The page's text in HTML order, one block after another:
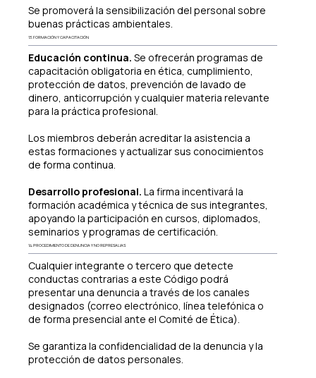
Se promoverá la sensibilización del personal sobre
buenas prácticas ambientales.
13. FORMACIÓN Y CAPACITACIÓN
Educación continua. Se ofrecerán programas de
capacitación obligatoria en ética, cumplimiento,
protección de datos, prevención de lavado de
dinero, anticorrupción y cualquier materia relevante
para la práctica profesional.
Los miembros deberán acreditar la asistencia a
estas formaciones y actualizar sus conocimientos
de forma continua.
Desarrollo profesional. La firma incentivará la
formación académica y técnica de sus integrantes,
apoyando la participación en cursos, diplomados,
seminarios y programas de certificación.
14. PROCEDIMIENTO DE DENUNCIA Y NO REPRESALIAS
Cualquier integrante o tercero que detecte
conductas contrarias a este Código podrá
presentar una denuncia a través de los canales
designados (correo electrónico, línea telefónica o
de forma presencial ante el Comité de Ética).
Se garantiza la confidencialidad de la denuncia y la
protección de datos personales.